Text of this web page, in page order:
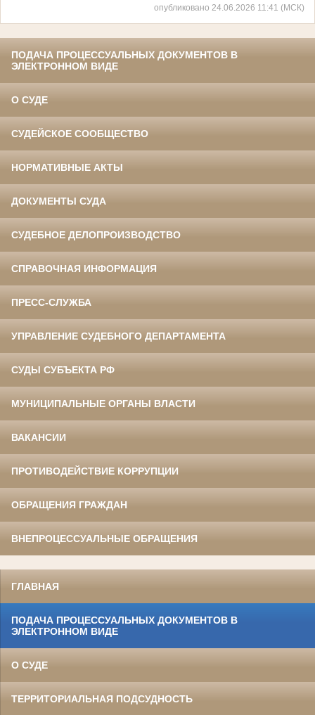
опубликовано 24.06.2026 11:41 (МСК)
ПОДАЧА ПРОЦЕССУАЛЬНЫХ ДОКУМЕНТОВ В
ЭЛЕКТРОННОМ ВИДЕ
О СУДЕ
СУДЕЙСКОЕ СООБЩЕСТВО
НОРМАТИВНЫЕ АКТЫ
ДОКУМЕНТЫ СУДА
СУДЕБНОЕ ДЕЛОПРОИЗВОДСТВО
СПРАВОЧНАЯ ИНФОРМАЦИЯ
ПРЕСС-СЛУЖБА
УПРАВЛЕНИЕ СУДЕБНОГО ДЕПАРТАМЕНТА
СУДЫ СУБЪЕКТА РФ
МУНИЦИПАЛЬНЫЕ ОРГАНЫ ВЛАСТИ
ВАКАНСИИ
ПРОТИВОДЕЙСТВИЕ КОРРУПЦИИ
ОБРАЩЕНИЯ ГРАЖДАН
ВНЕПРОЦЕССУАЛЬНЫЕ ОБРАЩЕНИЯ
ГЛАВНАЯ
ПОДАЧА ПРОЦЕССУАЛЬНЫХ ДОКУМЕНТОВ В
ЭЛЕКТРОННОМ ВИДЕ
О СУДЕ
ТЕРРИТОРИАЛЬНАЯ ПОДСУДНОСТЬ